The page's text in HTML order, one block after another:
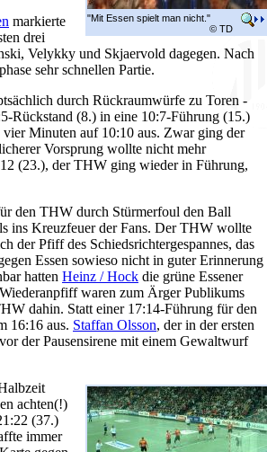
"Mit Essen spielt man nicht."
© TD
markierte
drei
Velykky und Skjaervold dagegen. Nach
sehr schnellen Partie.
durch Rückraumwürfe zu Toren -
Rückstand (8.) in eine 10:7-Führung (15.)
Minuten auf 10:10 aus. Zwar ging der
Vorsprung wollte nicht mehr
(23.), der THW ging wieder in Führung,
den THW durch Stürmerfoul den Ball
ins Kreuzfeuer der Fans. Der THW wollte
der Pfiff des Schiedsrichtergespannes, das
Essen sowieso nicht in guter Erinnerung
hatten Heinz / Hock die grüne Essener
waren zum Ärger Publikums
dahin. Statt einer 17:14-Führung für den
16:16 aus. Staffan Olsson, der in der ersten
der Pausensirene mit einem Gewaltwurf
achten(!)
(37.)
immer